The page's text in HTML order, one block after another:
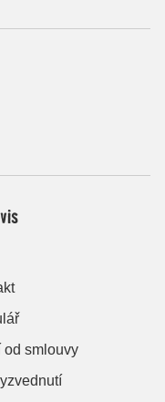
od smlouvy